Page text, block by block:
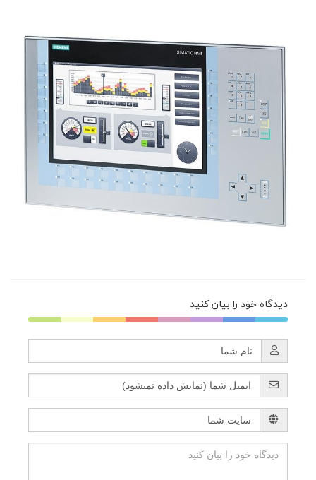
دیدگاه خود را بیان کنید